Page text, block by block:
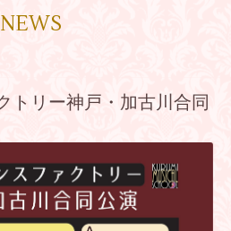
NEWS
トリー神戸・加古川合同